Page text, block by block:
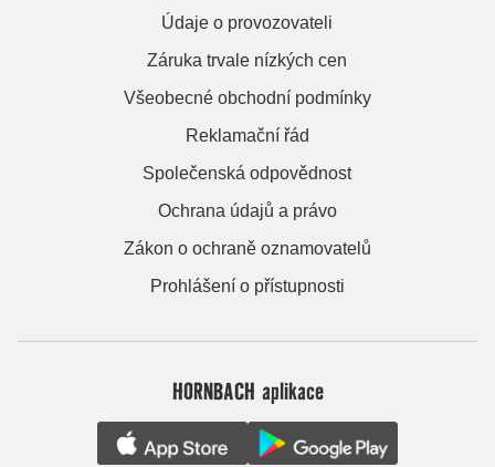
Údaje o provozovateli
Záruka trvale nízkých cen
Všeobecné obchodní podmínky
Reklamační řád
Společenská odpovědnost
Ochrana údajů a právo
Zákon o ochraně oznamovatelů
Prohlášení o přístupnosti
HORNBACH aplikace